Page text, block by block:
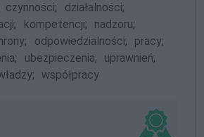
czynności;
działalności;
kompetencji;
nadzoru;
odpowiedzialności;
pracy;
ubezpieczenia;
uprawnień;
współpracy